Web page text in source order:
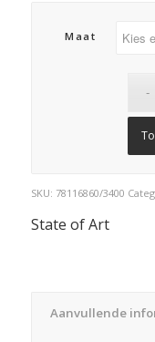
was:
Maat
SKU: 78116860/3400
State of Art
Aanvullende